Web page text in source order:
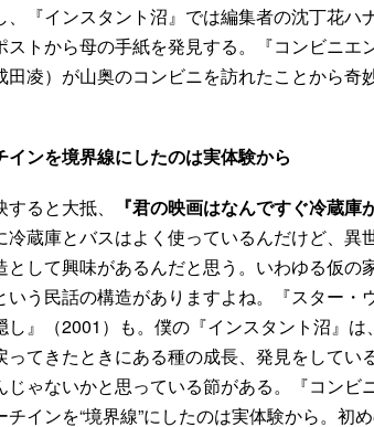
『インスタント沼』では編集者の沈丁花ハ
ストから母の手紙を発見する。『コンビニエ
田凌）が山奥のコンビニを訪れたことから奇
ンを境界線にしたのは実体験から
ると大抵、
『君の映画はなんですぐ冷蔵庫
冷蔵庫とバスはよく使っているんだけど、異
して興味があるんだと思う。いわゆる仮の
う民話の構造がありますよね。『スター・
』（2001）も。僕の『インスタント沼』は
てきたときにある種の成長、発見をしてい
ゃないかと思っている節がある。『コンビ
インを“境界線”にしたのは実体験から。初